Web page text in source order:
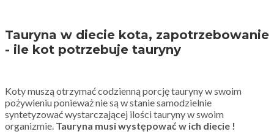
Tauryna w diecie kota, zapotrzebowanie
- ile kot potrzebuje tauryny
Koty muszą otrzymać codzienną porcję tauryny w swoim
pożywieniu ponieważ nie są w stanie samodzielnie
syntetyzować wystarczającej ilości tauryny w swoim
organizmie. Tauryna musi występować w ich diecie !